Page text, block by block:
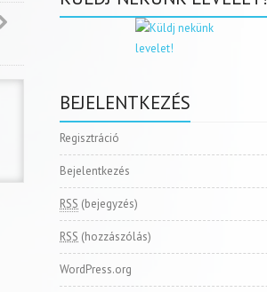
BEJELENTKEZÉS
Regisztráció
Bejelentkezés
RSS (bejegyzés)
RSS (hozzászólás)
WordPress.org